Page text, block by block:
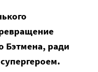
Бэтмена, ради